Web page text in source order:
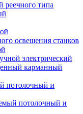
реечного типа
освещения станков
электрический
карманный
потолочный и
потолочный и